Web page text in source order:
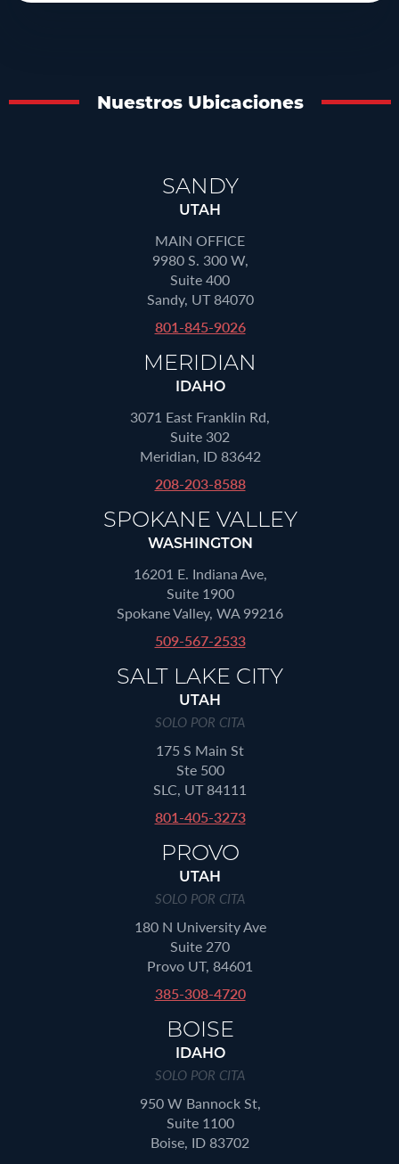
Nuestros Ubicaciones
SANDY
UTAH
MAIN OFFICE
9980 S. 300 W,
Suite 400
Sandy, UT 84070
801-845-9026
MERIDIAN
IDAHO
3071 East Franklin Rd,
Suite 302
Meridian, ID 83642
208-203-8588
SPOKANE VALLEY
WASHINGTON
16201 E. Indiana Ave,
Suite 1900
Spokane Valley, WA 99216
509-567-2533
SALT LAKE CITY
UTAH
SOLO POR CITA
175 S Main St
Ste 500
SLC, UT 84111
801-405-3273
PROVO
UTAH
SOLO POR CITA
180 N University Ave
Suite 270
Provo UT, 84601
385-308-4720
BOISE
IDAHO
SOLO POR CITA
950 W Bannock St,
Suite 1100
Boise, ID 83702